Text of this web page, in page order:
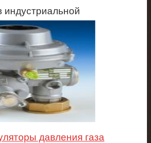
индустриальной
давления газа